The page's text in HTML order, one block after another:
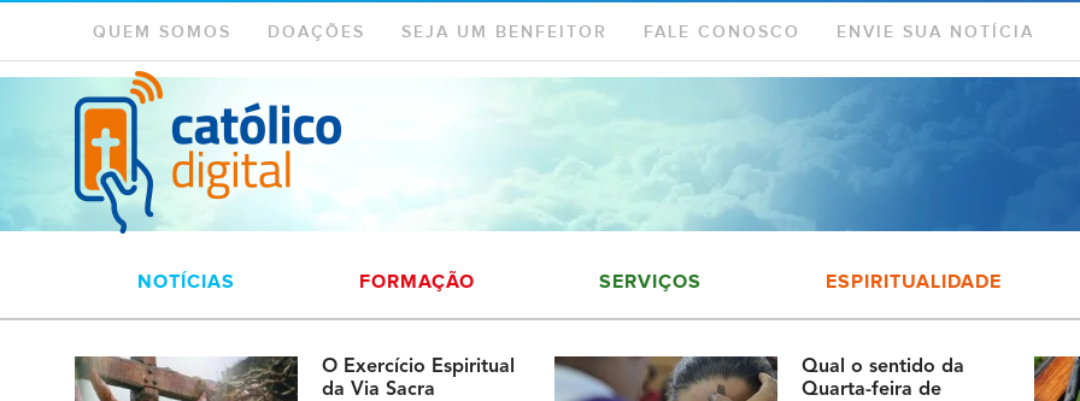
QUEM SOMOS DOAÇÕES SEJA UM BENFEITOR FALE CONOSCO ENVIE SUA NOTÍCIA
NOTÍCIAS FORMAÇÃO SERVIÇOS ESPIRITUALIDADE
O Exercício Espiritual
da Via Sacra
Qual o sentido da
Quarta-feira de